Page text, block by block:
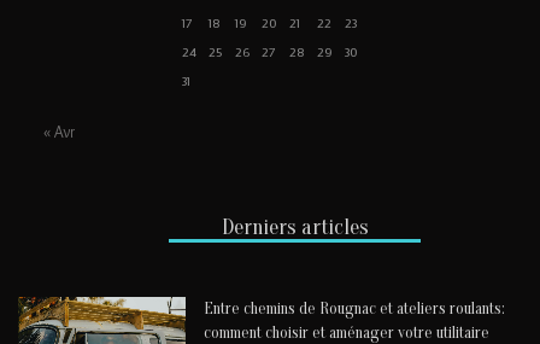
17
18 19 20 21 22
23
24
25 26 27 28 29
30
31
« Avr
Derniers articles
Entre chemins de Rougnac et ateliers roulants:
comment choisir et aménager votre utilitaire